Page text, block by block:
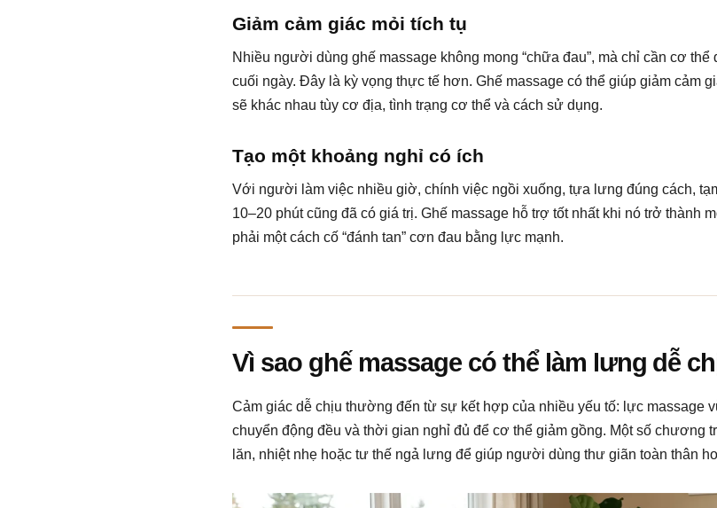
Giảm cảm giác mỏi tích tụ
Nhiều người dùng ghế massage không mong “chữa đau”, mà chỉ cần cơ
cuối ngày. Đây là kỳ vọng thực tế hơn. Ghế massage có thể giúp giảm cảm
sẽ khác nhau tùy cơ địa, tình trạng cơ thể và cách sử dụng.
Tạo một khoảng nghỉ có ích
Với người làm việc nhiều giờ, chính việc ngồi xuống, tựa lưng đúng cách,
10–20 phút cũng đã có giá trị. Ghế massage hỗ trợ tốt nhất khi nó trở thành
phải một cách cố “đánh tan” cơn đau bằng lực mạnh.
Vì sao ghế massage có thể làm lưng dễ
Cảm giác dễ chịu thường đến từ sự kết hợp của nhiều yếu tố: lực massage
chuyển động đều và thời gian nghỉ đủ để cơ thể giảm gồng. Một số chương
lăn, nhiệt nhẹ hoặc tư thế ngả lưng để giúp người dùng thư giãn toàn thân